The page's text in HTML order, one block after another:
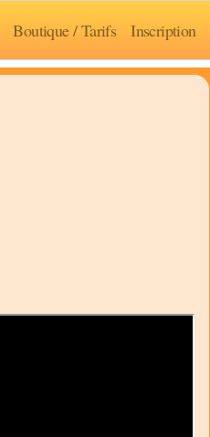
Boutique / Tarifs Inscription